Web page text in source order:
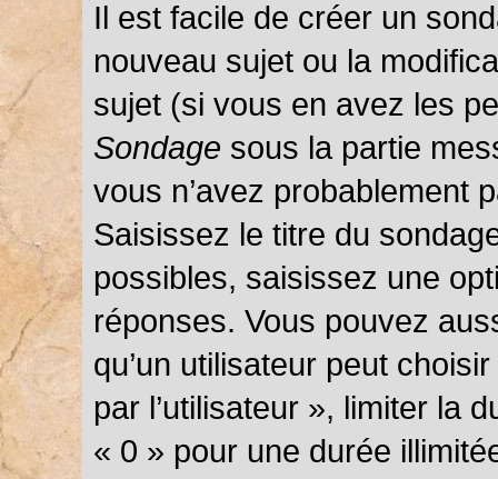
Il est facile de créer un
nouveau sujet ou la
sujet (si vous en avez les
Sondage sous la partie
vous n’avez probablement
Saisissez le titre du
possibles, saisissez une
réponses. Vous pouvez
qu’un utilisateur peut
par l’utilisateur », limiter la
« 0 » pour une durée